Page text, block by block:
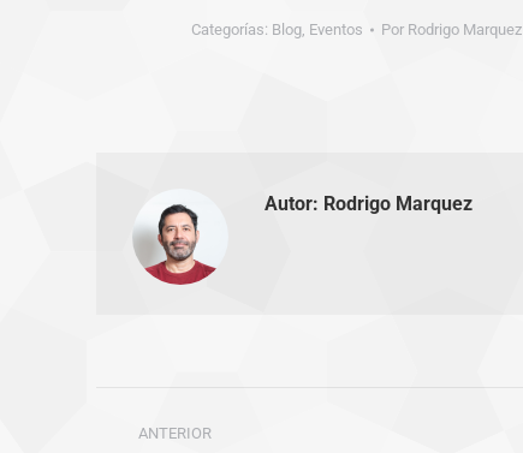
Categorías: Blog, Eventos Por Rodrigo Marquez
Autor: Rodrigo Marquez
ANTERIOR